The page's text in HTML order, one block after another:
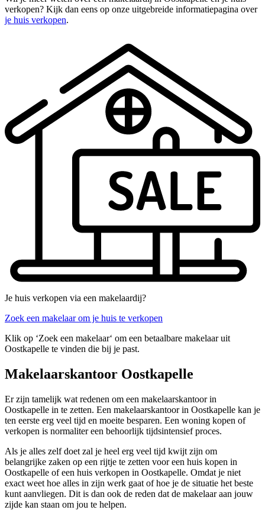
verkopen? Kijk dan eens op onze uitgebreide informatiepagina over
je huis verkopen.
Je huis verkopen via een makelaardij?
Zoek een makelaar om je huis te verkopen
Klik op ‘Zoek een makelaar‘ om een betaalbare makelaar uit
Oostkapelle te vinden die bij je past.
Makelaarskantoor Oostkapelle
Er zijn tamelijk wat redenen om een makelaarskantoor in
Oostkapelle in te zetten. Een makelaarskantoor in Oostkapelle kan je
ten eerste erg veel tijd en moeite besparen. Een woning kopen of
verkopen is normaliter een behoorlijk tijdsintensief proces.
Als je alles zelf doet zal je heel erg veel tijd kwijt zijn om
belangrijke zaken op een rijtje te zetten voor een huis kopen in
Oostkapelle of een huis verkopen in Oostkapelle. Omdat je niet
exact weet hoe alles in zijn werk gaat of hoe je de situatie het beste
kunt aanvliegen. Dit is dan ook de reden dat de makelaar aan jouw
zijde kan staan om jou te helpen.